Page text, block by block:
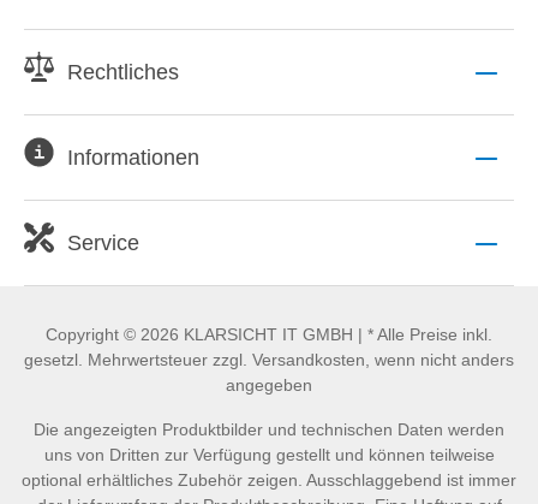
Rechtliches
Informationen
Service
Copyright © 2026 KLARSICHT IT GMBH | * Alle Preise inkl.
gesetzl. Mehrwertsteuer zzgl. Versandkosten, wenn nicht anders
angegeben
Die angezeigten Produktbilder und technischen Daten werden
uns von Dritten zur Verfügung gestellt und können teilweise
optional erhältliches Zubehör zeigen. Ausschlaggebend ist immer